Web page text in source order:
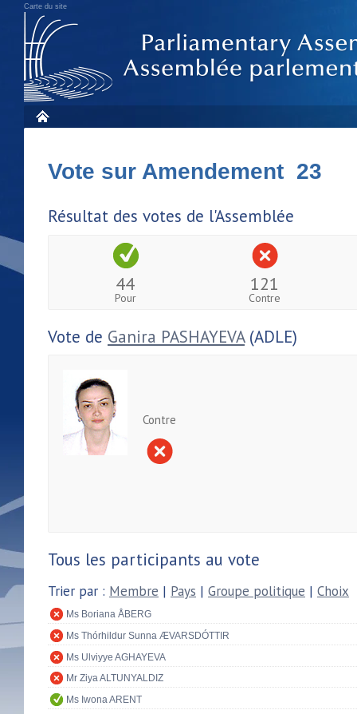
Carte du site
Vote sur Amendement 23
Résultat des votes de l'Assemblée
44
Pour
121
Contre
Vote de Ganira PASHAYEVA(ADLE)
Contre
Tous les participants au vote
Trier par : Membre | Pays | Groupe politique | Choix
Ms Boriana ÅBERG
Ms Thórhildur Sunna ÆVARSDÓTTIR
Ms Ulviyye AGHAYEVA
Mr Ziya ALTUNYALDIZ
Ms Iwona ARENT